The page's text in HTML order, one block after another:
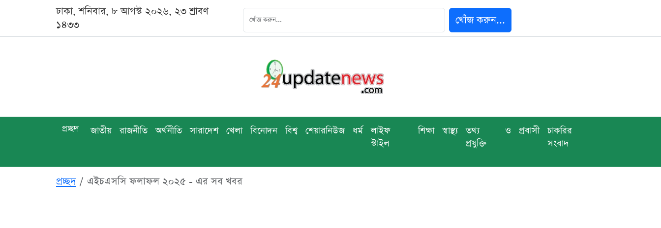
ঢাকা, শনিবার, ৮ আগস্ট ২০২৬, ২৩ শ্রাবণ
১৪৩৩
খোঁজ করুন...
প্রচ্ছদ জাতীয় রাজনীতি অর্থনীতি সারাদেশ খেলা বিনোদন বিশ্ব শেয়ারনিউজ ধর্ম
লাইফ
স্টাইল
শিক্ষা স্বাস্থ্য
তথ্য ও
প্রযুক্তি
প্রবাসী
চাকরির
সংবাদ
প্রচ্ছদ এইচএসসি ফলাফল ২০২৫ - এর সব খবর